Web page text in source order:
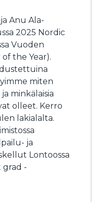
Anu Ala-
2025 Nordic
Vuoden
the Year).
miten
minkälaisia
olleet. Kerro
lakialalta.
ja
Lontoossa
grad -